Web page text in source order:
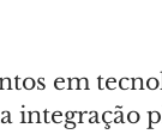
em
integração